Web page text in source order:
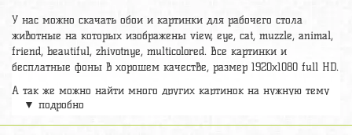
У нас можно скачать обои и картинки для рабочего стола
животные на которых изображены view, eye, cat, muzzle, animal,
friend, beautiful, zhivotnye, multicolored. Все картинки и
бесплатные фоны в хорошем качестве, размер 1920х1080 full HD.
А так же можно найти много других картинок на нужную тему
разделобои Животные
большое количество красивых широкоформатных картинок, фото
▼ подробно